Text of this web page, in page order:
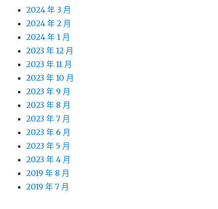
2024 年 3 月
2024 年 2 月
2024 年 1 月
2023 年 12 月
2023 年 11 月
2023 年 10 月
2023 年 9 月
2023 年 8 月
2023 年 7 月
2023 年 6 月
2023 年 5 月
2023 年 4 月
2019 年 8 月
2019 年 7 月